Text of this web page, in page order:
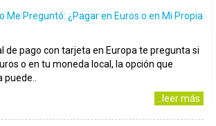
Me Preguntó: ¿Pagar en Euros o en Mi Propia
de pago con tarjeta en Europa te pregunta si
o en tu moneda local, la opción que
..leer más